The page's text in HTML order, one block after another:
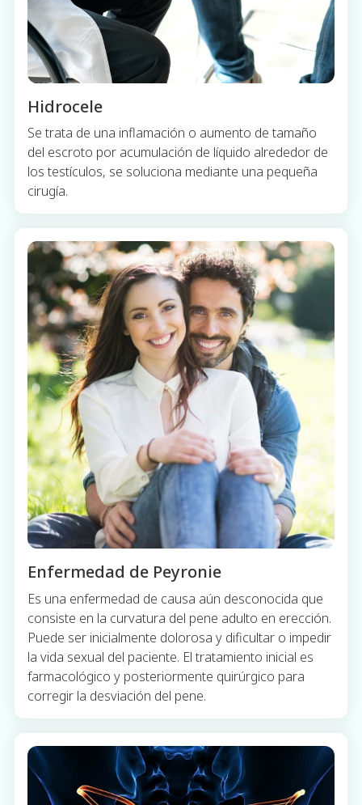
Hidrocele
Se trata de una inflamación o aumento de tamaño
del escroto por acumulación de líquido alrededor de
los testículos, se soluciona mediante una pequeña
cirugía.
Enfermedad de Peyronie
Es una enfermedad de causa aún desconocida que
consiste en la curvatura del pene adulto en erección.
Puede ser inicialmente dolorosa y dificultar o impedir
la vida sexual del paciente. El tratamiento inicial es
farmacológico y posteriormente quirúrgico para
corregir la desviación del pene.